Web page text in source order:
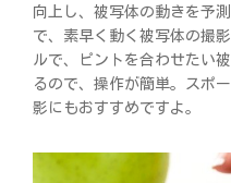
向上し、被写体の動きを予
で、素早く動く被写体の撮
ルで、ピントを合わせたい
るので、操作が簡単。スポ
影にもおすすめですよ。